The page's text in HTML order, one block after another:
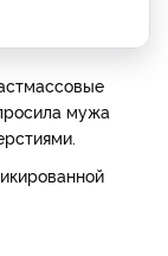
мужа